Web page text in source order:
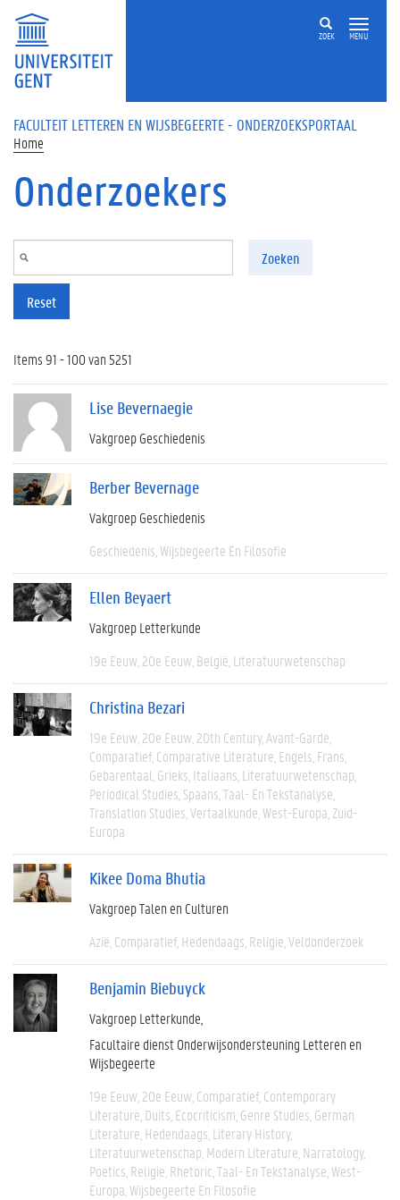
Overslaan en naar de inhoud gaan
ZOEK MENU
FACULTEIT LETTEREN EN WIJSBEGEERTE - ONDERZOEKSPORTAAL
Home
Onderzoekers
Zoeken
Reset
Items 91 - 100 van 5251
Lise Bevernaegie
Vakgroep Geschiedenis
Berber Bevernage
Vakgroep Geschiedenis
Geschiedenis Wijsbegeerte En Filosofie
Ellen Beyaert
Vakgroep Letterkunde
19e Eeuw 20e Eeuw België Literatuurwetenschap
Christina Bezari
19e Eeuw 20e Eeuw 20th Century Avant-Garde
Comparatief Comparative Literature Engels Frans
Gebarentaal Grieks Italiaans Literatuurwetenschap
Periodical Studies Spaans Taal- En Tekstanalyse
Translation Studies Vertaalkunde West-Europa Zuid-
Europa
Kikee Doma Bhutia
Vakgroep Talen en Culturen
Azië Comparatief Hedendaags Religie Veldonderzoek
Benjamin Biebuyck
Vakgroep Letterkunde
Facultaire dienst Onderwijsondersteuning Letteren en
Wijsbegeerte
19e Eeuw 20e Eeuw Comparatief Contemporary
Literature Duits Ecocriticism Genre Studies German
Literature Hedendaags Literary History
Literatuurwetenschap Modern Literature Narratology
Poetics Religie Rhetoric Taal- En Tekstanalyse West-
Europa Wijsbegeerte En Filosofie